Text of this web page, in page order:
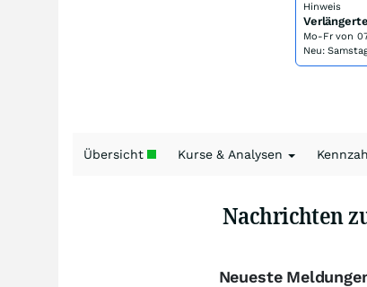
Hinweis
Mo-Fr von
Neu:
Übersicht Kurse & Analysen
Nachrichten
Neueste